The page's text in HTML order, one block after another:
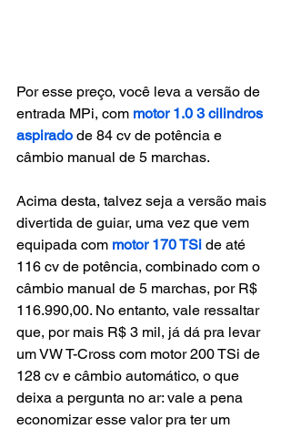
Por esse preço, você leva a versão de
entrada MPi, com motor 1.0 3 cilindros
aspirado de 84 cv de potência e
câmbio manual de 5 marchas.
Acima desta, talvez seja a versão mais
divertida de guiar, uma vez que vem
equipada com motor 170 TSi de até
116 cv de potência, combinado com o
câmbio manual de 5 marchas, por R$
116.990,00. No entanto, vale ressaltar
que, por mais R$ 3 mil, já dá pra levar
um VW T-Cross com motor 200 TSi de
128 cv e câmbio automático, o que
deixa a pergunta no ar: vale a pena
economizar esse valor pra ter um